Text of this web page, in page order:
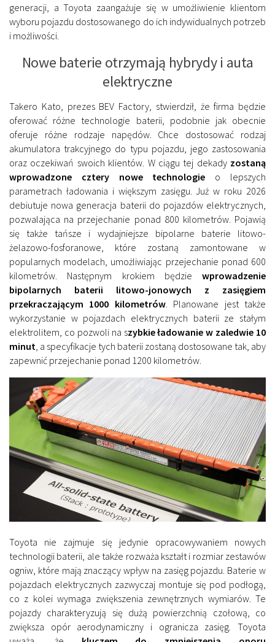
generacji, a Toyota zaangażuje się w umożliwienie klientom
wyboru pojazdu dostosowanego do ich indywidualnych potrzeb
i możliwości.
Nowe baterie otrzymają hybrydy i auta
elektryczne
Takero Kato, prezes BEV Factory, stwierdził, że firma będzie
oferować różne technologie baterii, podobnie jak obecnie
oferuje różne rodzaje napędów. Chce dostosować rodzaj
akumulatora trakcyjnego do typu pojazdu, jego zastosowania
oraz oczekiwań swoich klientów. W ciągu tej dekady zostaną
wprowadzone cztery nowe technologie o lepszych
parametrach ładowania i większym zasięgu. Już w roku 2026
debiutuje nowa generacja baterii do pojazdów elektrycznych,
pozwalająca na przejechanie ponad 800 kilometrów. Pojawią
się także tańsze i wydajniejsze bipolarne baterie litowo-
żelazowo-fosforanowe, które zostaną zamontowane w
popularnych modelach, umożliwiając przejechanie ponad 600
kilometrów. Następnym krokiem będzie wprowadzenie
bipolarnych baterii litowo-jonowych z zasięgiem
przekraczającym 1000 kilometrów. Planowane jest także
wykorzystanie w pojazdach elektrycznych baterii ze stałym
elektrolitem, co pozwoli na szybkie ładowanie w zaledwie 10
minut , a specyfikacje tych baterii zostaną dostosowane tak, aby
zapewnić przejechanie ponad 1200 kilometrów.
Toyota nie zajmuje się jedynie opracowywaniem nowych
technologii baterii, ale także rozważa kształt i rozmiar zestawów
ogniw, które mają znaczący wpływ na zasięg pojazdu. Baterie w
pojazdach elektrycznych zazwyczaj montuje się pod podłogą,
co z kolei wymaga zwiększenia zewnętrznych wymiarów. Te
pojazdy charakteryzują się dużą powierzchnią czołową, co
zwiększa opór aerodynamiczny i ogranicza zasięg. Toyota